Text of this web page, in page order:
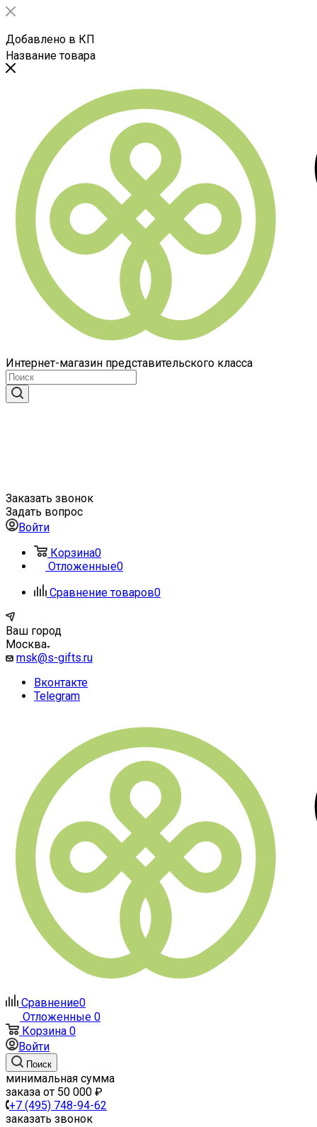
Добавлено в КП
Название товара
Интернет-магазин представительского класса
Заказать звонок
Задать вопрос
Войти
Корзина0
Отложенные0
Сравнение товаров0
Ваш город
Москва
msk@s-gifts.ru
Вконтакте
Telegram
Сравнение0
Отложенные 0
Корзина 0
Войти
Поиск
минимальная сумма
заказа от 50 000 ₽
+7 (495) 748-94-62
заказать звонок